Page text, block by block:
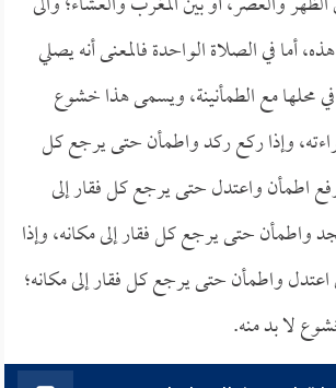
أما في الصلاة الواحدة فالمعنى أنه يصلي
في محلها مع الطمأنينة، ويسمى هذا خشوع
وإذا ركع ركد واطمأن حتى يرجع كل
رفع اطمأن واعتدل حتى يرجع كل فقار إلى
واطمأن حتى يرجع كل فقار إلى مكانه، وإذا
واطمأن حتى يرجع كل فقار إلى مكانه؛
لا بد منه.